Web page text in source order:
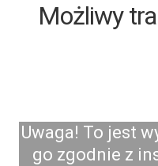
Możliwy
Uwaga! To jest
go zgodnie z